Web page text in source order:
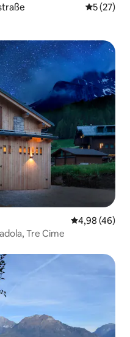
5 (27)
Gemiddelde
4,98 (46)
Tre Cime